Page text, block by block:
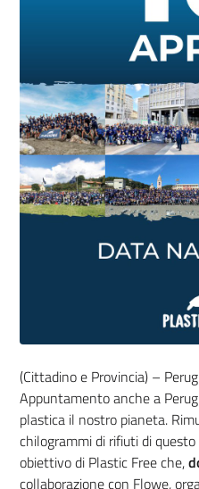
(Cittadino e Provincia) –
Appuntamento anche a
plastica il nostro pianeta.
chilogrammi di rifiuti di questo
obiettivo di Plastic Free che,
collaborazione con Flowe,